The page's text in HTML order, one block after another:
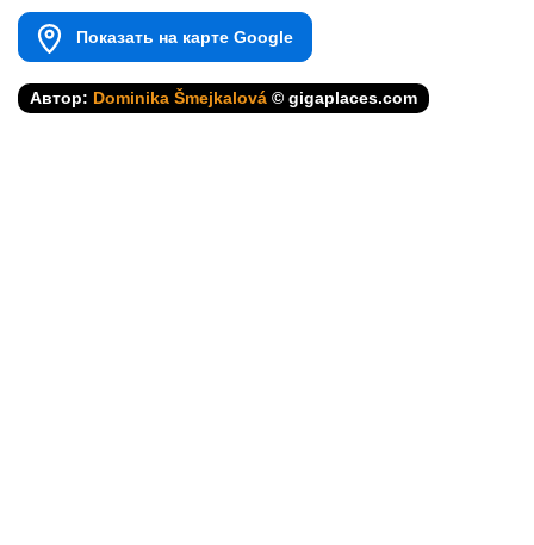
Показать на карте Google
Автор: Dominika Šmejkalová © gigaplaces.com